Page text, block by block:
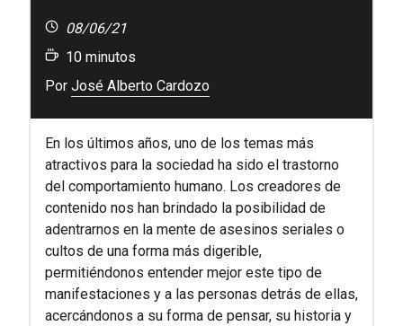
10 minutos
08/06/21
Por José Alberto Cardozo
En los últimos años, uno de los temas más
atractivos para la sociedad ha sido el trastorno
del comportamiento humano. Los creadores de
contenido nos han brindado la posibilidad de
adentrarnos en la mente de asesinos seriales o
cultos de una forma más digerible,
permitiéndonos entender mejor este tipo de
manifestaciones y a las personas detrás de ellas,
acercándonos a su forma de pensar, su historia y